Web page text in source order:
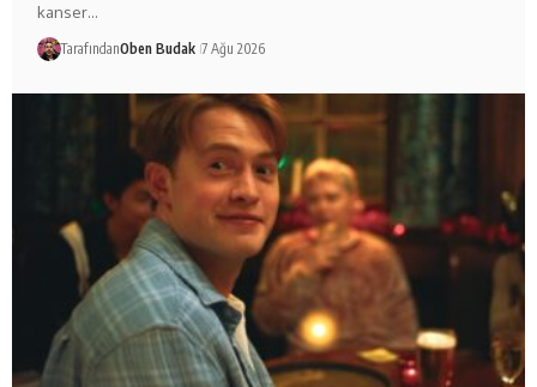
kanser…
TarafındanOben Budak 7 Ağu 2026